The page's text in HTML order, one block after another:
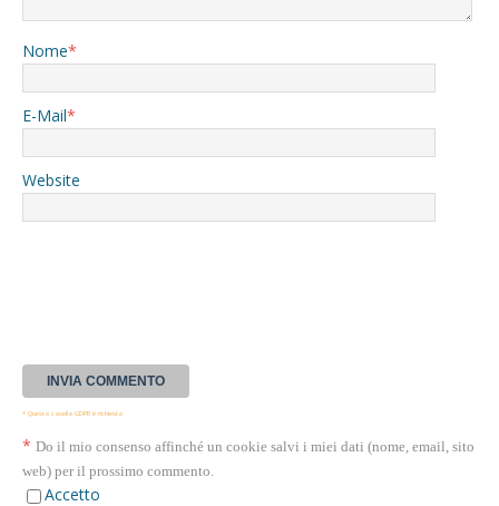
Nome*
E-Mail*
Website
* Questa casella GDPR è richiesta
* Do il mio consenso affinché un cookie salvi i miei dati (nome, email, sito
web) per il prossimo commento.
Accetto